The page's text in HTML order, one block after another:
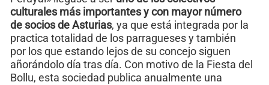
culturales más importantes y con mayor número
de socios de Asturias, ya que está integrada por la
practica totalidad de los parragueses y también
por los que estando lejos de su concejo siguen
añorándolo día tras día. Con motivo de la Fiesta del
Bollu, esta sociedad publica anualmente una